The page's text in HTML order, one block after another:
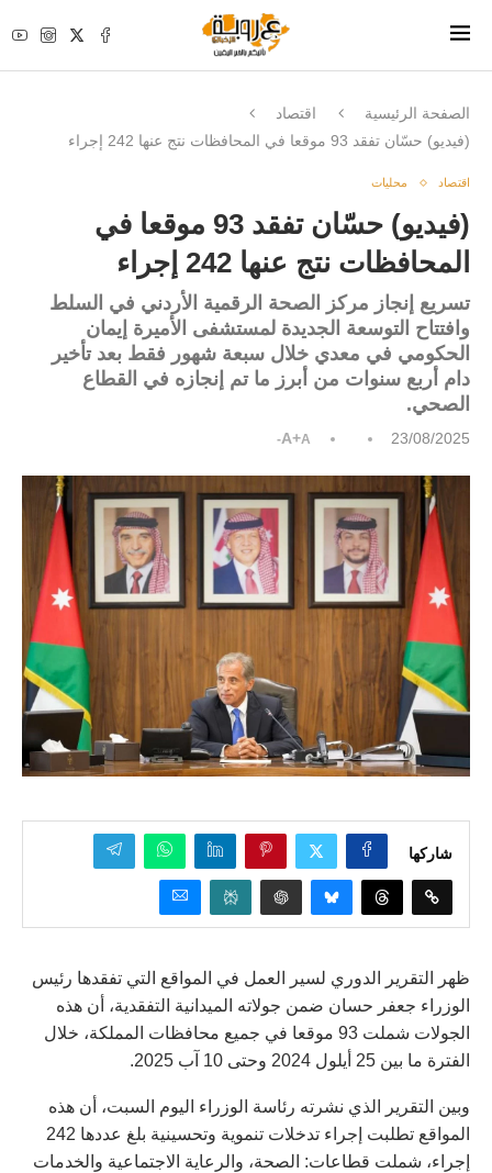
الصفحة الرئيسية
اقتصاد
(فيديو) حسّان تفقد 93 موقعا في المحافظات نتج عنها 242 إجراء
اقتصاد محليات
(فيديو) حسّان تفقد 93 موقعا في
المحافظات نتج عنها 242 إجراء
تسريع إنجاز مركز الصحة الرقمية الأردني في السلط
وافتتاح التوسعة الجديدة لمستشفى الأميرة إيمان
الحكومي في معدي خلال سبعة شهور فقط بعد تأخير
دام أربع سنوات من أبرز ما تم إنجازه في القطاع
الصحي.
23/08/2025
A+A-
شاركها
ظهر التقرير الدوري لسير العمل في المواقع التي تفقدها رئيس
الوزراء جعفر حسان ضمن جولاته الميدانية التفقدية، أن هذه
الجولات شملت 93 موقعا في جميع محافظات المملكة، خلال
الفترة ما بين 25 أيلول 2024 وحتى 10 آب 2025.
وبين التقرير الذي نشرته رئاسة الوزراء اليوم السبت، أن هذه
المواقع تطلبت إجراء تدخلات تنموية وتحسينية بلغ عددها 242
إجراء، شملت قطاعات: الصحة، والرعاية الاجتماعية والخدمات